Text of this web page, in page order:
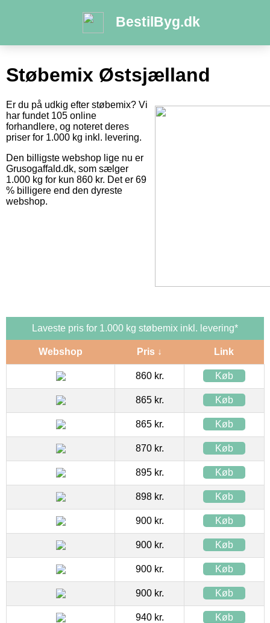
BestilByg.dk
Støbemix Østsjælland
Er du på udkig efter støbemix? Vi
har fundet 105 online
forhandlere, og noteret deres
priser for 1.000 kg inkl. levering.
Den billigste webshop lige nu er
Grusogaffald.dk, som sælger
1.000 kg for kun 860 kr. Det er 69
% billigere end den dyreste
webshop.
Laveste pris for 1.000 kg støbemix inkl. levering*
Webshop Pris ↓ Link
860 kr. Køb
865 kr. Køb
865 kr. Køb
870 kr. Køb
895 kr. Køb
898 kr. Køb
900 kr. Køb
900 kr. Køb
900 kr. Køb
900 kr. Køb
940 kr. Køb